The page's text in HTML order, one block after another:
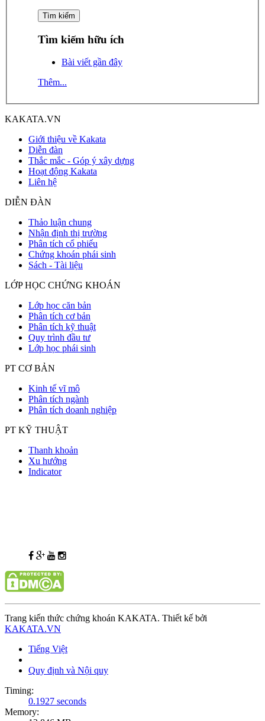
Tìm kiếm hữu ích
Bài viết gần đây
Thêm...
KAKATA.VN
Giới thiệu về Kakata
Diễn đàn
Thắc mắc - Góp ý xây dựng
Hoạt động Kakata
Liên hệ
DIỄN ĐÀN
Thảo luận chung
Nhận định thị trường
Phân tích cổ phiếu
Chứng khoán phái sinh
Sách - Tài liệu
LỚP HỌC CHỨNG KHOÁN
Lớp học căn bản
Phân tích cơ bản
Phân tích kỹ thuật
Quy trình đầu tư
Lớp học phái sinh
PT CƠ BẢN
Kinh tế vĩ mô
Phân tích ngành
Phân tích doanh nghiệp
PT KỸ THUẬT
Thanh khoản
Xu hướng
Indicator
Trang kiến thức chứng khoán KAKATA. Thiết kế bởi
KAKATA.VN
Tiếng Việt
Quy định và Nội quy
Timing:
0.1927 seconds
Memory: